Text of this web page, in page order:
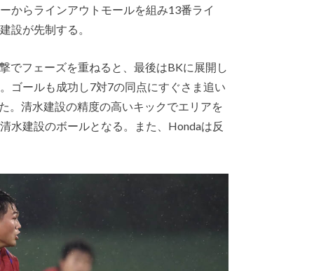
からラインアウトモールを組み13番ライ
設が先制する。
でフェーズを重ねると、最後はBKに展開し
ゴールも成功し7対7の同点にすぐさま追い
。清水建設の精度の高いキックでエリアを
水建設のボールとなる。また、Hondaは反